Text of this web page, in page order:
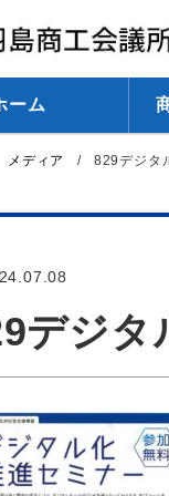
ーム
メディア 829デジタ
デジタ